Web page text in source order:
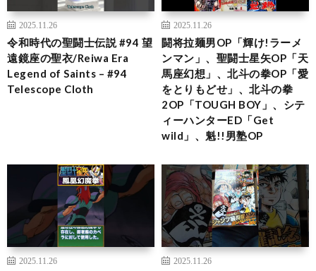
2025.11.26
令和時代の聖闘士伝説 #94 望
遠鏡座の聖衣/Reiwa Era
Legend of Saints – #94
Telescope Cloth
2025.11.26
闘将拉麺男OP「輝け!ラーメ
ンマン」、聖闘士星矢OP「天
馬座幻想」、北斗の拳OP「愛
をとりもどせ」、北斗の拳
2OP「TOUGH BOY」、シテ
ィーハンターED「Get
wild」、魁!!男塾OP
2025.11.26 2025.11.26